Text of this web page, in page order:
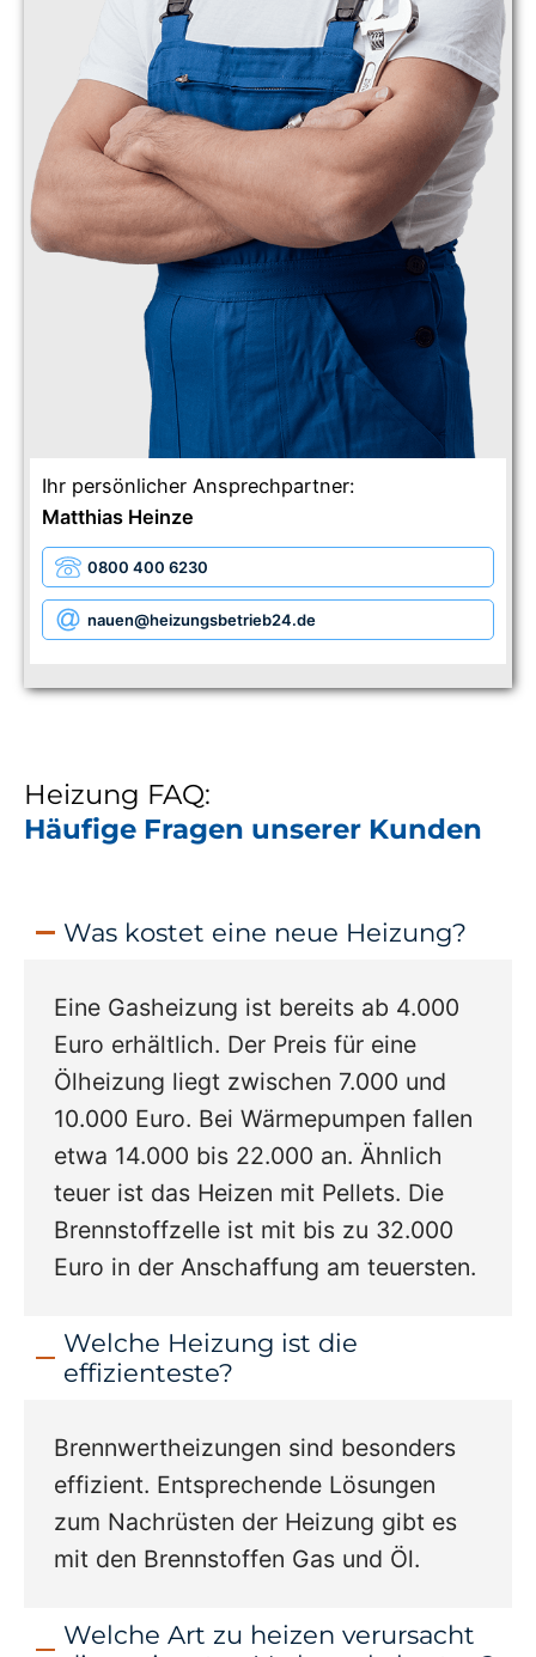
Ihr persönlicher Ansprechpartner:
Matthias Heinze
0800 400 6230
nauen@heizungsbetrieb24.de
Heizung FAQ:
Häufige Fragen unserer Kunden
Was kostet eine neue Heizung?
Eine Gasheizung ist bereits ab 4.000
Euro erhältlich. Der Preis für eine
Ölheizung liegt zwischen 7.000 und
10.000 Euro. Bei Wärmepumpen fallen
etwa 14.000 bis 22.000 an. Ähnlich
teuer ist das Heizen mit Pellets. Die
Brennstoffzelle ist mit bis zu 32.000
Euro in der Anschaffung am teuersten.
Welche Heizung ist die
effizienteste?
Brennwertheizungen sind besonders
effizient. Entsprechende Lösungen
zum Nachrüsten der Heizung gibt es
mit den Brennstoffen Gas und Öl.
Welche Art zu heizen verursacht